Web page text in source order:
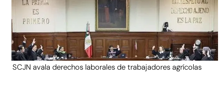
SCJN avala derechos laborales de trabajadores agrícolas